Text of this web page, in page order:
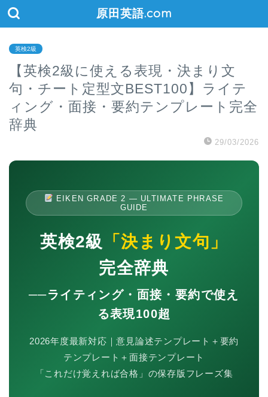
原田英語.com
英検2級
【英検2級に使える表現・決まり文
句・チート定型文BEST100】ライテ
ィング・面接・要約テンプレート完全
辞典
29/03/2026
EIKEN GRADE 2 — ULTIMATE PHRASE
GUIDE
英検2級
「決まり文句」
完全辞典
──ライティング・面接・要約で使え
る表現100超
2026年度最新対応｜意見論述テンプレート＋要約
テンプレート＋面接テンプレート
「これだけ覚えれば合格」の保存版フレーズ集